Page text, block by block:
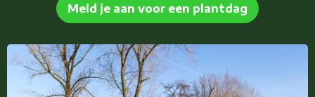
Meld je aan voor een plantdag